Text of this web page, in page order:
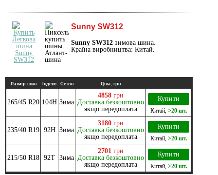
Sunny SW312
Sunny SW312 зимова шина.
Країна виробництва: Китай.
Размір шин Індекс Сезон Ціна, грн
265/45 R20 104H Зима
4858 грн
Доставка безкоштовно
якщо передоплата
Купити
Китай, >20 шт.
235/40 R19 92H Зима
3180 грн
Доставка безкоштовно
якщо передоплата
Купити
Китай, >20 шт.
215/50 R18 92T Зима
2701 грн
Доставка безкоштовно
якщо передоплата
Купити
Китай, >20 шт.